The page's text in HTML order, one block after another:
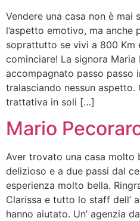
Vendere una casa non è mai
l’aspetto emotivo, ma anche
soprattutto se vivi a 800 Km
cominciare! La signora Maria
accompagnato passo passo
tralasciando nessun aspetto.
trattativa in soli […]
Mario
Aver trovato una casa molto
delizioso e a due passi dal
esperienza molto bella.
Clarissa e tutto lo staff dell’
hanno aiutato. Un’ agenzia